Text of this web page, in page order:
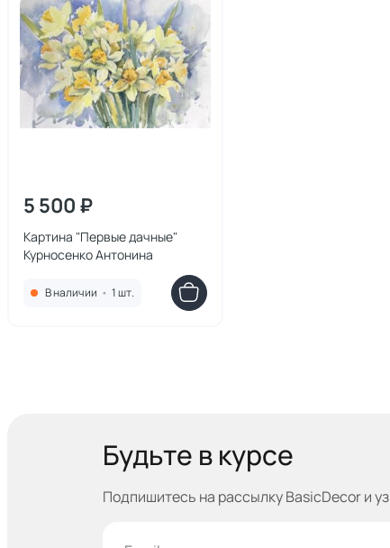
5 500 ₽
Картина "Первые дачные"
Курносенко Антонина
В наличии • 1 шт.
Будьте в курсе
Подпишитесь на рассылку BasicDecor и